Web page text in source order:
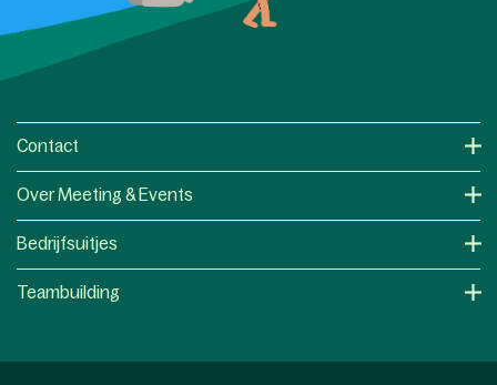
Contact
Over Meeting & Events
Bedrijfsuitjes
Teambuilding